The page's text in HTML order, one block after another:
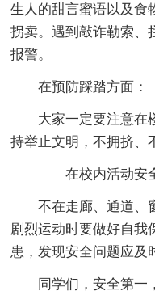
生人的甜言蜜语以及食
拐卖。遇到敲诈勒索、
报警。
在预防踩踏方面：
大家一定要注意在
持举止文明，不拥挤、
在校内活动安
不在走廊、通道、
剧烈运动时要做好自我
患，发现安全问题应及
同学们，安全第一